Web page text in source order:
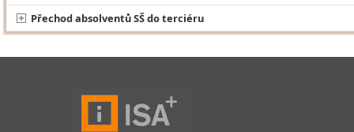
Přechod absolventů SŠ do terciéru